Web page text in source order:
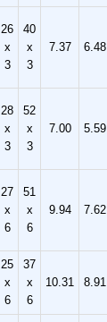
26
x
3
40
x
3
7.37 6.48
28
x
3
52
x
3
7.00 5.59
27
x
6
51
x
6
9.94 7.62
25
x
6
37
x
6
10.31 8.91